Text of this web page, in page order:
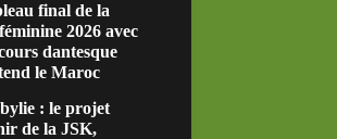
final de la
2026 avec
dantesque
le Maroc
: le projet
de la JSK,